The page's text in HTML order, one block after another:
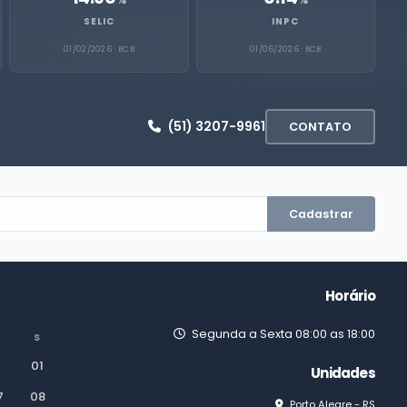
SELIC
01/02/2026 · BCB
INPC
01/06/2026 · BCB
(51) 3207-9961 CONTATO
Cadastrar
S
01
08
Horário
Segunda a Sexta 08:00 as 18:00
Unidades